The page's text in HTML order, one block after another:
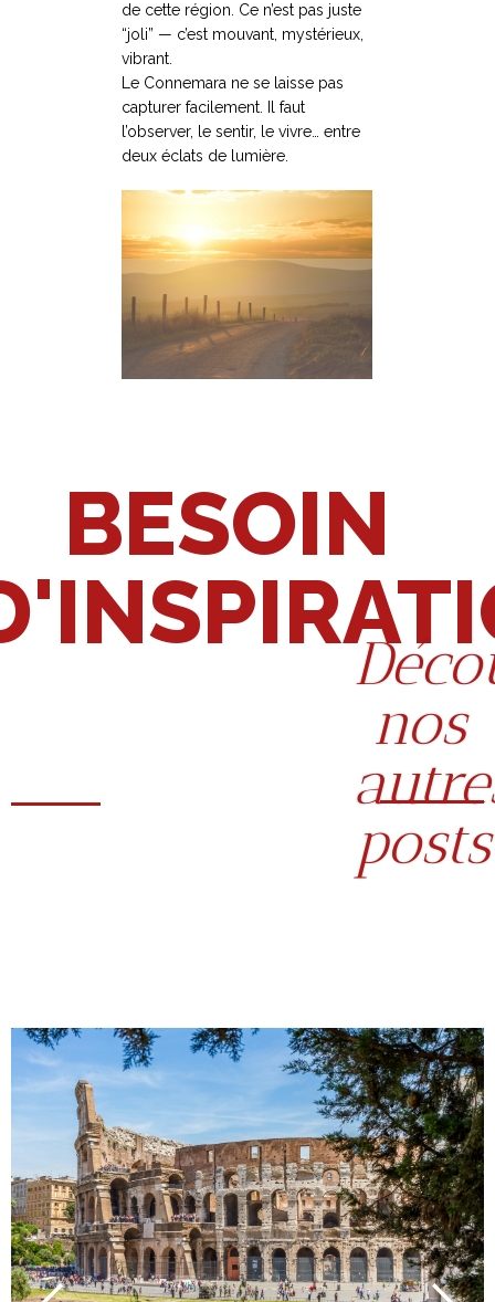
de cette région. Ce n’est pas juste
“joli” — c’est mouvant, mystérieux,
vibrant.
Le Connemara ne se laisse pas
capturer facilement. Il faut
l’observer, le sentir, le vivre… entre
deux éclats de lumière.
BESOIN
nos
posts